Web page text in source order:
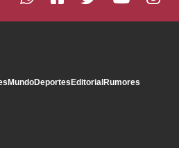
MundoDeportesEditorialRumores